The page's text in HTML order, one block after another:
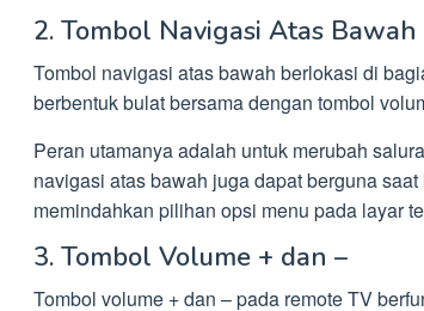
2. Tombol Navigasi Atas Bawah
Tombol navigasi atas bawah berlokasi di
berbentuk bulat bersama dengan tombol
Peran utamanya adalah untuk merubah
navigasi atas bawah juga dapat berguna
memindahkan pilihan opsi menu pada layar
3. Tombol Volume + dan –
Tombol volume + dan – pada remote TV